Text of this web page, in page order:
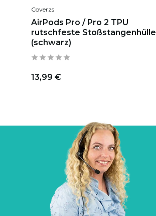
Coverzs
AirPods Pro / Pro 2 TPU
rutschfeste Stoßstangenhülle
(schwarz)
13,99 €